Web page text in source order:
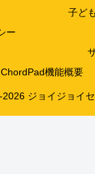
子ど
ー
ChordPad機能概要
ジョイジョイ